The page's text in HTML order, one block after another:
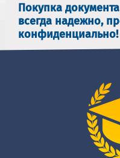
Покупка
всегда надежно,
конфиденциально!